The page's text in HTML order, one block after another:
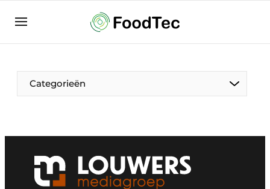
Bedrijven
Bedrijven
Direct contact
Eigen content aanleveren
Evenement aanmelden
Categorieën